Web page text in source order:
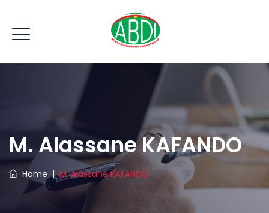
M. Alassane KAFANDO
Home |M. Alassane KAFANDO